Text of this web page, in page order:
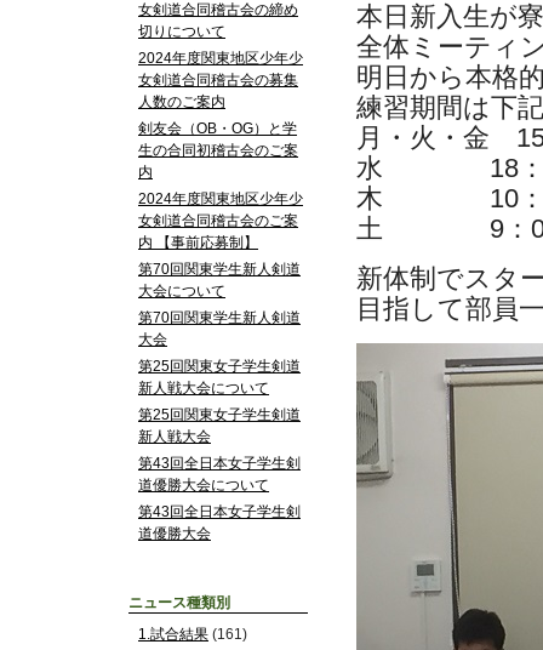
女剣道合同稽古会の締め
切りについて
2024年度関東地区少年少
女剣道合同稽古会の募集
人数のご案内
剣友会（OB・OG）と学
生の合同初稽古会のご案
内
2024年度関東地区少年少
女剣道合同稽古会のご案
内 【事前応募制】
第70回関東学生新人剣道
大会について
第70回関東学生新人剣道
大会
第25回関東女子学生剣道
新人戦大会について
第25回関東女子学生剣道
新人戦大会
第43回全日本女子学生剣
道優勝大会について
第43回全日本女子学生剣
道優勝大会
ニュース種類別
1.試合結果 (161)
本日新入生が
全体ミーティ
明日から本格
練習期間は下
月・火・金
水 18：00
木 10：00
土 9：00
新体制でスタ
目指して部員